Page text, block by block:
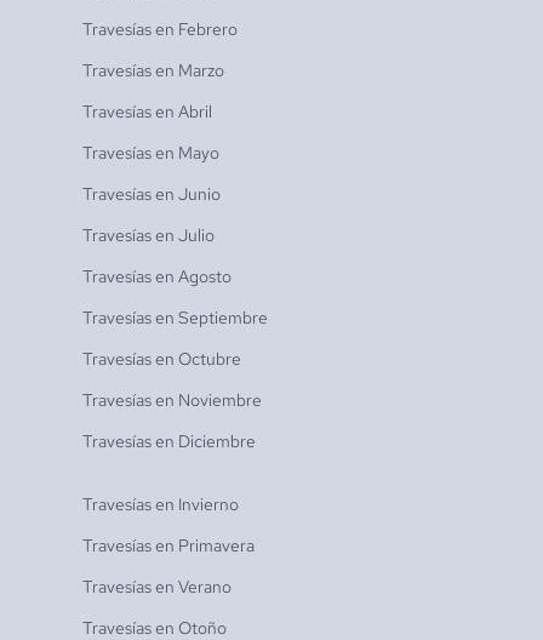
Travesías en Febrero
Travesías en Marzo
Travesías en Abril
Travesías en Mayo
Travesías en Junio
Travesías en Julio
Travesías en Agosto
Travesías en Septiembre
Travesías en Octubre
Travesías en Noviembre
Travesías en Diciembre
Travesías en Invierno
Travesías en Primavera
Travesías en Verano
Travesías en Otoño